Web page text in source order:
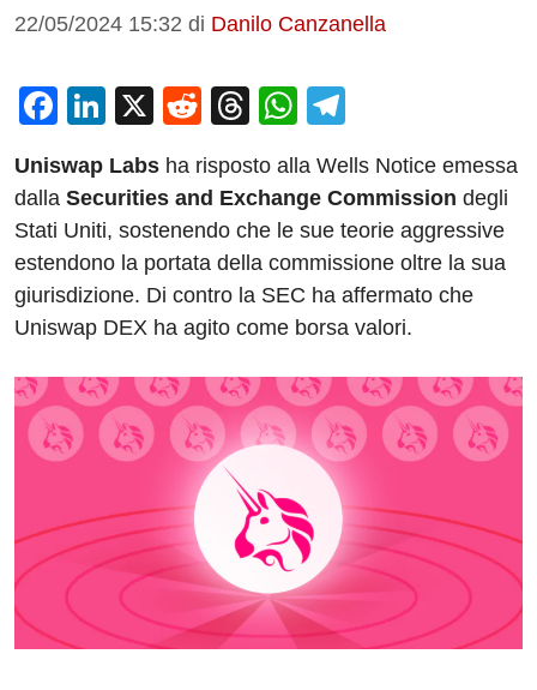
22/05/2024 15:32 di Danilo Canzanella
F
c
e
b
o
o
k
Li
k
e
dI
n
X
R
d
di
t
T
e
a
d
s
W
at
s
A
p
p
e
gr
a
m
Uniswap Labs ha risposto alla Wells Notice emessa
dalla Securities and Exchange Commission degli
Stati Uniti, sostenendo che le sue teorie aggressive
estendono la portata della commissione oltre la sua
giurisdizione. Di contro la SEC ha affermato che
Uniswap DEX ha agito come borsa valori.